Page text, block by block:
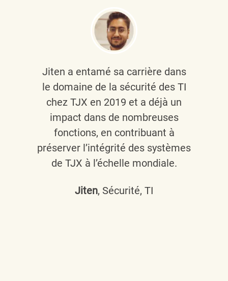
Jiten a entamé sa carrière dans
le domaine de la sécurité des TI
chez TJX en 2019 et a déjà un
impact dans de nombreuses
fonctions, en contribuant à
préserver l’intégrité des systèmes
de TJX à l’échelle mondiale.
Jiten, Sécurité, TI